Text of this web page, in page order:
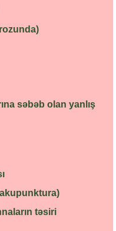
səbəb olan yanlış
təsiri